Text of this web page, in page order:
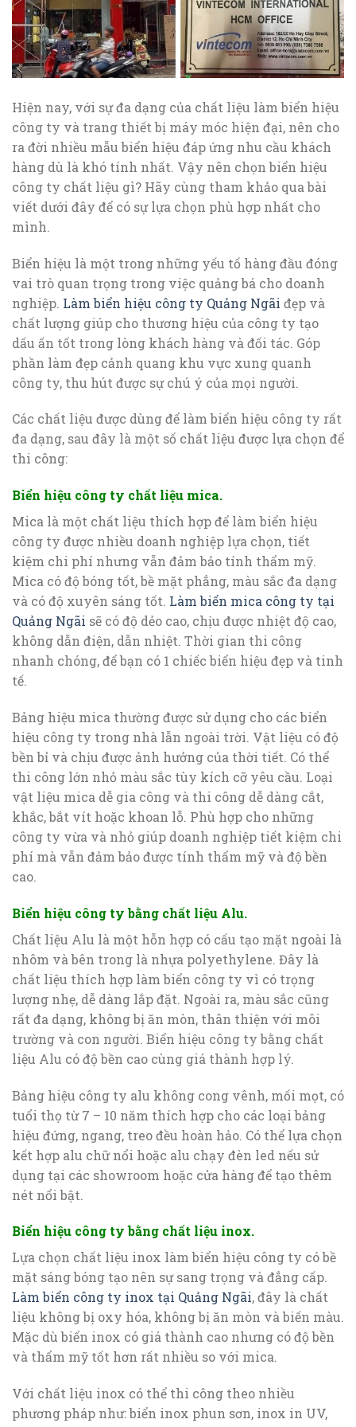
Hiện nay, với sự đa dạng của chất liệu làm biển hiệu
công ty và trang thiết bị máy móc hiện đại, nên cho
ra đời nhiều mẫu biển hiệu đáp ứng nhu cầu khách
hàng dù là khó tính nhất. Vậy nên chọn biển hiệu
công ty chất liệu gì? Hãy cùng tham khảo qua bài
viết dưới đây để có sự lựa chọn phù hợp nhất cho
mình.
Biển hiệu là một trong những yếu tố hàng đầu đóng
vai trò quan trọng trong việc quảng bá cho doanh
nghiệp. Làm biển hiệu công ty Quảng Ngãi đẹp và
chất lượng giúp cho thương hiệu của công ty tạo
dấu ấn tốt trong lòng khách hàng và đối tác. Góp
phần làm đẹp cảnh quang khu vực xung quanh
công ty, thu hút được sự chú ý của mọi người.
Các chất liệu được dùng để làm biển hiệu công ty rất
đa dạng, sau đây là một số chất liệu được lựa chọn để
thi công:
Biển hiệu công ty chất liệu mica.
Mica là một chất liệu thích hợp để làm biển hiệu
công ty được nhiều doanh nghiệp lựa chọn, tiết
kiệm chi phí nhưng vẫn đảm bảo tính thẩm mỹ.
Mica có độ bóng tốt, bề mặt phẳng, màu sắc đa dạng
và có độ xuyên sáng tốt. Làm biển mica công ty tại
Quảng Ngãi sẽ có độ dẻo cao, chịu được nhiệt độ cao,
không dẫn điện, dẫn nhiệt. Thời gian thi công
nhanh chóng, để bạn có 1 chiếc biển hiệu đẹp và tinh
tế.
Bảng hiệu mica thường được sử dụng cho các biển
hiệu công ty trong nhà lẫn ngoài trời. Vật liệu có độ
bền bỉ và chịu được ảnh hưởng của thời tiết. Có thể
thi công lớn nhỏ màu sắc tùy kích cỡ yêu cầu. Loại
vật liệu mica dễ gia công và thi công dễ dàng cắt,
khắc, bắt vít hoặc khoan lỗ. Phù hợp cho những
công ty vừa và nhỏ giúp doanh nghiệp tiết kiệm chi
phí mà vẫn đảm bảo được tính thẩm mỹ và độ bền
cao.
Biển hiệu công ty bằng chất liệu Alu.
Chất liệu Alu là một hỗn hợp có cấu tạo mặt ngoài là
nhôm và bên trong là nhựa polyethylene. Đây là
chất liệu thích hợp làm biển công ty vì có trọng
lượng nhẹ, dễ dàng lắp đặt. Ngoài ra, màu sắc cũng
rất đa dạng, không bị ăn mòn, thân thiện với môi
trường và con người. Biển hiệu công ty bằng chất
liệu Alu có độ bền cao cùng giá thành hợp lý.
Bảng hiệu công ty alu không cong vênh, mối mọt, có
tuổi thọ từ 7 – 10 năm thích hợp cho các loại bảng
hiệu đứng, ngang, treo đều hoàn hảo. Có thể lựa chọn
kết hợp alu chữ nổi hoặc alu chạy đèn led nếu sử
dụng tại các showroom hoặc cửa hàng để tạo thêm
nét nổi bật.
Biển hiệu công ty bằng chất liệu inox.
Lựa chọn chất liệu inox làm biển hiệu công ty có bề
mặt sáng bóng tạo nên sự sang trọng và đẳng cấp.
Làm biển công ty inox tại Quảng Ngãi, đây là chất
liệu không bị oxy hóa, không bị ăn mòn và biến màu.
Mặc dù biển inox có giá thành cao nhưng có độ bền
và thẩm mỹ tốt hơn rất nhiều so với mica.
Với chất liệu inox có thể thi công theo nhiều
phương pháp như: biển inox phun sơn, inox in UV,